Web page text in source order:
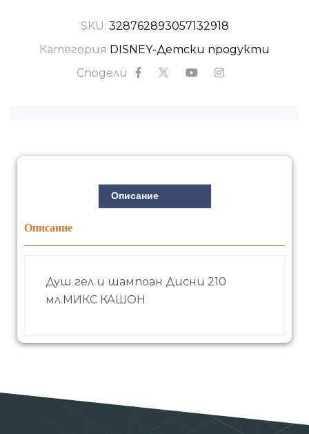
SKU: 328762893057132918
Категория DISNEY-Детски продукти
Сподели
Описание
Описание
Душ гел и шампоан Дисни 210
мл.МИКС КАШОН